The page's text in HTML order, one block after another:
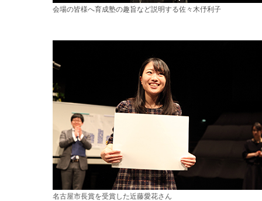
会場の皆様へ育成塾の趣旨など説明する佐々木伃利子
名古屋市長賞を受賞した近藤愛花さん